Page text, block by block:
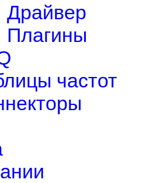
Драйвер
Плагины
частот